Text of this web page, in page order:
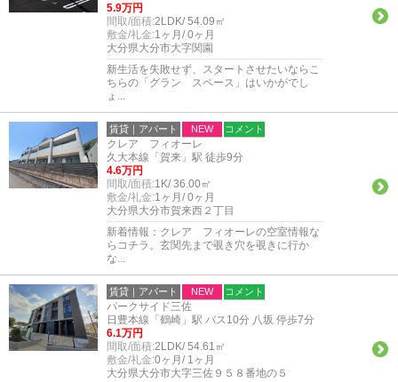
5.9万円
間取/面積:2LDK/ 54.09㎡
敷金/礼金:1ヶ月/ 0ヶ月
大分県大分市大字関園
新生活を失敗せず、スタートさせたいならこ
ちらの「グラン スペース」はいかがでし
ょ...
賃貸｜アパート NEW コメント
クレア フィオーレ
久大本線「賀来」駅 徒歩9分
4.6万円
間取/面積:1K/ 36.00㎡
敷金/礼金:1ヶ月/ 0ヶ月
大分県大分市賀来西２丁目
新着情報：クレア フィオーレの空室情報な
らコチラ。玄関先まで覗き穴を覗きに行か
な...
賃貸｜アパート NEW コメント
パークサイド三佐
日豊本線「鶴崎」駅 バス10分 八坂 停歩7分
6.1万円
間取/面積:2LDK/ 54.61㎡
敷金/礼金:0ヶ月/ 1ヶ月
大分県大分市大字三佐９５８番地の５